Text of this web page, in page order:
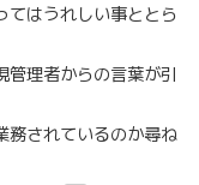
てはうれしい事ととら
管理者からの言葉が引
務されているのか尋ね